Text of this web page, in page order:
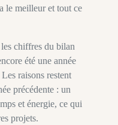
le meilleur et tout ce
chiffres du bilan
été une année
raisons restent
précédente : un
et énergie, ce qui
projets.